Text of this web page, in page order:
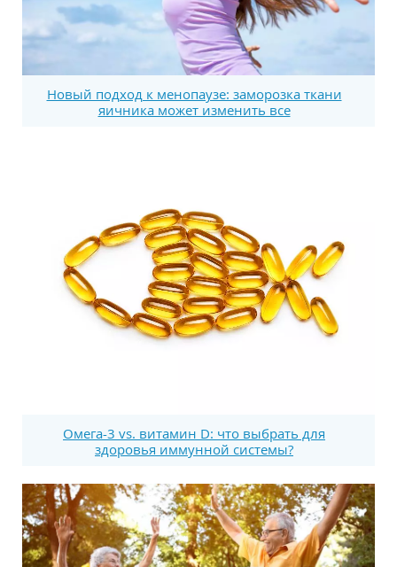
Новый подход к менопаузе: заморозка ткани
яичника может изменить все
Омега-3 vs. витамин D: что выбрать для
здоровья иммунной системы?